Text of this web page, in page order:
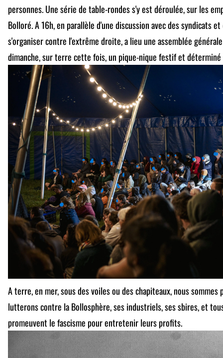
personnes. Une série de table-rondes s'y est déroulée, sur les
Bolloré. A 16h, en parallèle d'une discussion avec des syndicats
s'organiser contre l'extrême droite, a lieu une assemblée
dimanche, sur terre cette fois, un pique-nique festif et
A terre, en mer, sous des voiles ou des chapiteaux, nous
lutterons contre la Bollosphère, ses industriels, ses sbires, et
promeuvent le fascisme pour entretenir leurs profits.